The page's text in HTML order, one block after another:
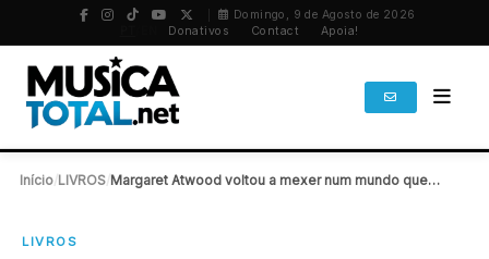
Domingo, 9 de Agosto de 2026
Donativos Contact Apoia!
Início LIVROS Margaret Atwood voltou a mexer num mundo que…
LIVROS